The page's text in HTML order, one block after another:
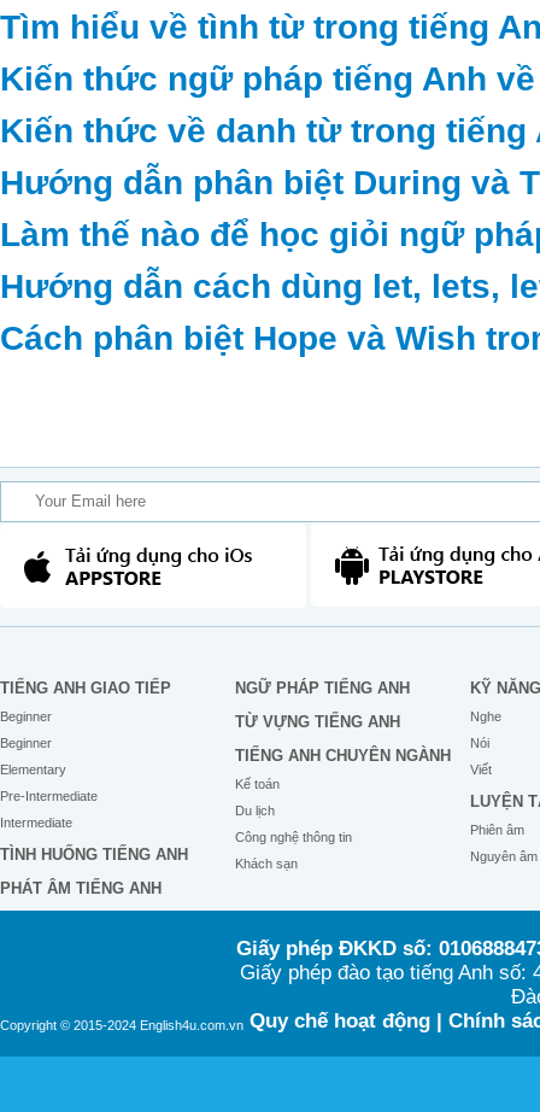
Tìm hiểu về tình từ trong tiếng
Kiến thức ngữ pháp tiếng Anh
Kiến thức về danh từ trong tiếng
Hướng dẫn phân biệt During và
Làm thế nào để học giỏi ngữ
Hướng dẫn cách dùng let, lets,
Cách phân biệt Hope và Wish
TIẾNG ANH GIAO TIẾP
Beginner
Beginner
Elementary
Pre-Intermediate
Intermediate
TÌNH HUỐNG TIẾNG ANH
PHÁT ÂM TIẾNG ANH
NGỮ PHÁP TIẾNG ANH
TỪ VỰNG TIẾNG ANH
TIẾNG ANH CHUYÊN NGÀNH
Kế toán
Du lịch
Công nghệ thông tin
Khách sạn
KỸ NĂNG
Nghe
Nói
Viết
LUYỆN
Phiên âm
Nguyên âm
Copyright © 2015-2024 English4u.com.vn
Giấy phép ĐKKD số:
Giấy phép đào tạo tiếng Anh
Quy chế hoạt động| Chính